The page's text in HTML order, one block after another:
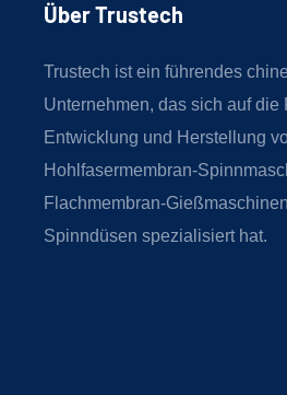
Über Trustech
Trustech ist ein führendes
Unternehmen, das sich auf die
Entwicklung und Herstellung
Hohlfasermembran-
Flachmembran-
Spinndüsen spezialisiert hat.